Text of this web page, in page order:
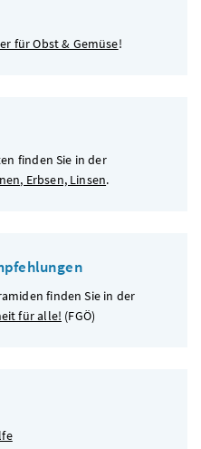
für Obst & Gemüse!
finden Sie in der
Erbsen, Linsen.
finden Sie in der
für alle! (FGÖ)